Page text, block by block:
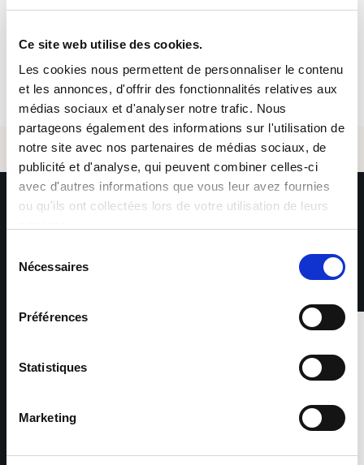
Ce site web utilise des cookies.
Les cookies nous permettent de personnaliser le contenu
et les annonces, d'offrir des fonctionnalités relatives aux
médias sociaux et d'analyser notre trafic. Nous
partageons également des informations sur l'utilisation de
notre site avec nos partenaires de médias sociaux, de
publicité et d'analyse, qui peuvent combiner celles-ci
avec d'autres informations que vous leur avez fournies
ou qu'ils ont collectées lors de votre utilisation de leurs
Nécessaires
Préférences
Statistiques
Marketing
Candidatar-se
E-mail *
pessoais que nos fornece para que possamos entrar em
contacto consigo. Tem direitos sobre esses dados
Uma conversa personalizada para compreender